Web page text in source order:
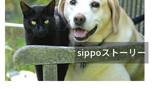
sippoストーリー